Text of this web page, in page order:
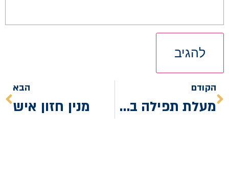
הקודם
מעלת תפילה בציבור
הבא
מנין חזון איש